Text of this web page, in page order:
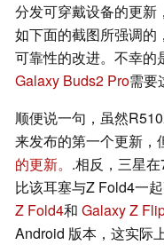
分发可穿戴设备的更新
如下面的截图所强调的
可靠性的改进。不幸的
Galaxy Buds2 Pro需要
顺便说一句，虽然
来发布的第一个更新，
的更新。 .相反，三星
比该耳塞与Z Fold4一
Z Fold4和 Galaxy Z
Android 版本，这实际